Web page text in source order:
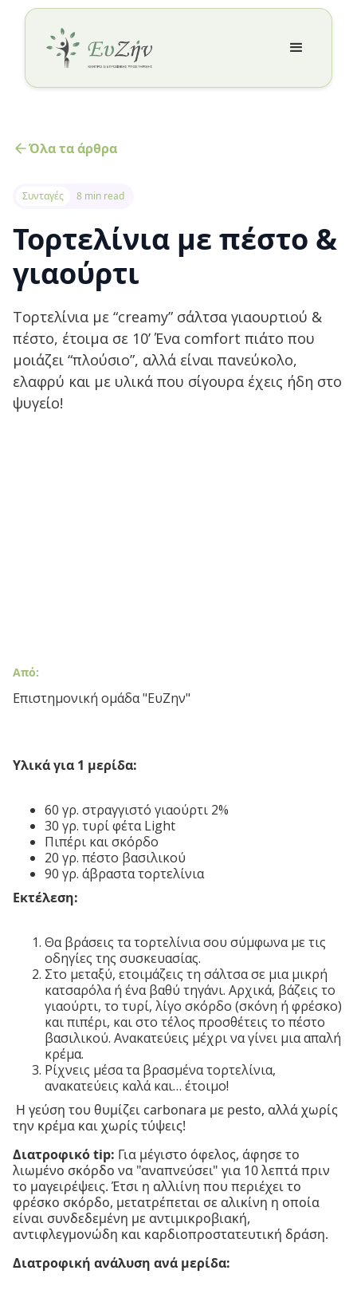
Όλα τα άρθρα
Συνταγές 8 min read
Τορτελίνια με πέστο &
γιαούρτι
Τορτελίνια με “creamy” σάλτσα γιαουρτιού &
πέστο, έτοιμα σε 10’ Ένα comfort πιάτο που
μοιάζει “πλούσιο”, αλλά είναι πανεύκολο,
ελαφρύ και με υλικά που σίγουρα έχεις ήδη στο
ψυγείο!
Από:
Επιστημονική ομάδα "ΕυΖην"
Υλικά για 1 μερίδα:
60 γρ. στραγγιστό γιαούρτι 2%
30 γρ. τυρί φέτα Light
Πιπέρι και σκόρδο
20 γρ. πέστο βασιλικού
90 γρ. άβραστα τορτελίνια
Εκτέλεση:
Θα βράσεις τα τορτελίνια σου σύμφωνα με τις
οδηγίες της συσκευασίας.
Στο μεταξύ, ετοιμάζεις τη σάλτσα σε μια μικρή
κατσαρόλα ή ένα βαθύ τηγάνι. Αρχικά, βάζεις το
γιαούρτι, το τυρί, λίγο σκόρδο (σκόνη ή φρέσκο)
και πιπέρι, και στο τέλος προσθέτεις το πέστο
βασιλικού. Ανακατεύεις μέχρι να γίνει μια απαλή
κρέμα.
Ρίχνεις μέσα τα βρασμένα τορτελίνια,
ανακατεύεις καλά και… έτοιμο!
Η γεύση του θυμίζει carbonara με pesto, αλλά χωρίς
την κρέμα και χωρίς τύψεις!
Διατροφικό tip: Για μέγιστο όφελος, άφησε το
λιωμένο σκόρδο να "αναπνεύσει" για 10 λεπτά πριν
το μαγειρέψεις. Έτσι η αλλιίνη που περιέχει το
φρέσκο σκόρδο, μετατρέπεται σε αλικίνη η οποία
είναι συνδεδεμένη με αντιμικροβιακή,
αντιφλεγμονώδη και καρδιοπροστατευτική δράση.
Διατροφική ανάλυση ανά μερίδα: